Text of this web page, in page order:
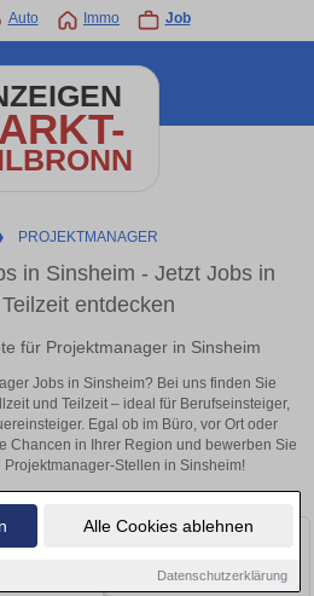
Alle Cookies ablehnen
Datenschutzerklärung
Auto Immo Job
PROJEKTMANAGER
in Sinsheim - Jetzt Jobs in
entdecken
für Projektmanager in Sinsheim
Jobs in Sinsheim? Bei uns finden Sie
und Teilzeit – ideal für Berufseinsteiger,
Egal ob im Büro, vor Ort oder
Chancen in Ihrer Region und bewerben Sie
Stellen in Sinsheim!